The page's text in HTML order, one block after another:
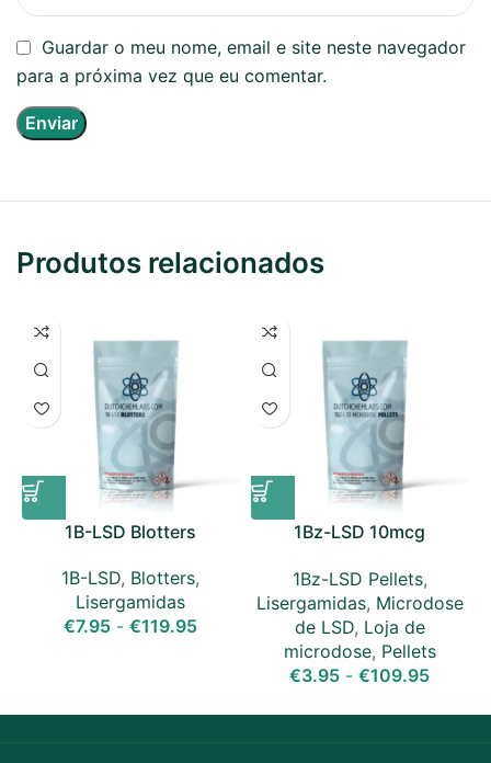
Guardar o meu nome, email e site neste navegador
para a próxima vez que eu comentar.
Produtos relacionados
1B-LSD Blotters
1B-LSD, Blotters,
Lisergamidas
€7.95 - €119.95
1Bz-LSD 10mcg
1Bz-LSD Pellets,
Lisergamidas, Microdose
de LSD, Loja de
microdose, Pellets
€3.95 - €109.95